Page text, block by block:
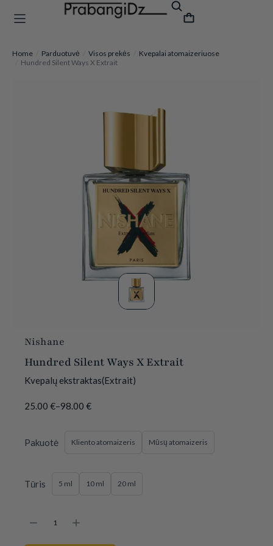
You are here:
Home Parduotuvė Visos prekės
Kvepalai atomaizeriuose
Hundred Silent Ways X Extrait
Nishane
Hundred Silent Ways X Extrait
Kvepalų ekstraktas(Extrait)
25.00 €–98.00 €
Pakuotė Kliento atomaizeris Mūsų atomaizeris
Tūris 5 ml 10 ml 20 ml